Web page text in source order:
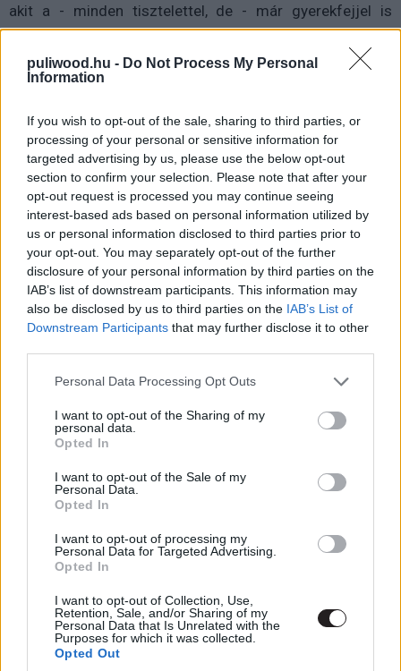
puliwood.hu - Do Not Process My Personal
Information
If you wish to opt-out of the sale, sharing to third parties, or
processing of your personal or sensitive information for
targeted advertising by us, please use the below opt-out
section to confirm your selection. Please note that after your
opt-out request is processed you may continue seeing
interest-based ads based on personal information utilized by
us or personal information disclosed to third parties prior to
your opt-out. You may separately opt-out of the further
disclosure of your personal information by third parties on the
IAB’s list of downstream participants. This information may
also be disclosed by us to third parties on the IAB’s List of
Downstream Participants that may further disclose it to other
Please note that this website/app uses one or more Google
not limited to your visit or usage behaviour. You may click to
grant or deny consent to Google and its third-party tags to
use your data for below specified purposes in below Google
consent section.
Personal Data Processing Opt Outs
I want to opt-out of the Sharing of my
personal data.
Opted In
I want to opt-out of the Sale of my
Personal Data.
Opted In
I want to opt-out of processing my
Personal Data for Targeted Advertising.
Opted In
I want to opt-out of Collection, Use,
Retention, Sale, and/or Sharing of my
Personal Data that Is Unrelated with the
Purposes for which it was collected.
Opted Out
akit a - minden tisztelettel, de - már gyerekfejjel is
egészen kínos Indul a riszából ismerhettünk meg, pedig
a színésznő karrierje csak most kezdett el igazán felfelé
ívelni. Az Emmy-díját követően visszatért MJ szerepébe
tett hozzá sokat alkotói repertoárjához, de újfent nagyon
szerette a közönség, mind a filmet, mind őszinte, mind
flegmán humoros karakterét. Nem sokkal később beütött
aztán a járványidőszak, és mondanám szívesen, hogy
sokunkhoz hasonlóan Zendaya is tétlenül ült a fenekén,
ám ez tévedés lenne: ugyanis szinte teljes titokban, és
rendkívül szigorú forgatási előírások mellett elkészítette
legújabb filmjét.
Ezt láttad már?
Puliwoodon. Iratkozz fel a hírlevelünkre, mert
kiválogatjuk neked azokat, amikről biztosan nem
akarsz lemaradni.
Kijelentem, hogy az
Malcolm és Marie című kamaradrámában egy